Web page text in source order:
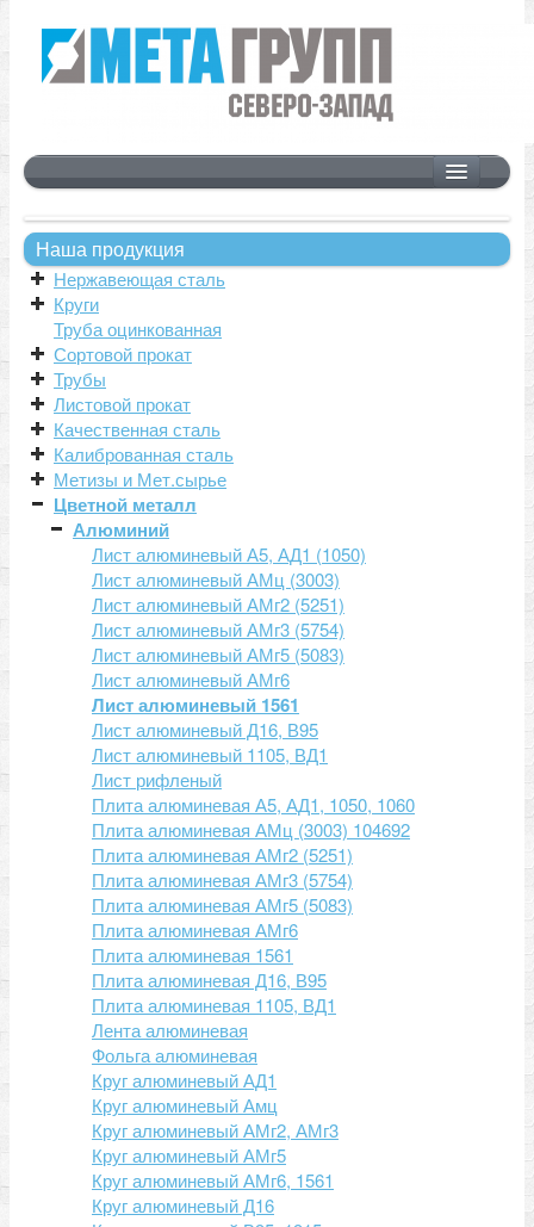
Главная
Продукция
Нержавеющая сталь
Круги
Труба оцинкованная
Сортовой прокат
Трубы
Листовой прокат
Качественная сталь
Калиброванная сталь
Метизы и Мет.сырье
Цветной металл
Прайсы
Контакты
Наша продукция
Нержавеющая сталь
Круги
Труба оцинкованная
Сортовой прокат
Трубы
Листовой прокат
Качественная сталь
Калиброванная сталь
Метизы и Мет.сырье
Цветной металл
Алюминий
Лист алюминевый А5, АД1 (1050)
Лист алюминевый АМц (3003)
Лист алюминевый АМг2 (5251)
Лист алюминевый АМг3 (5754)
Лист алюминевый АМг5 (5083)
Лист алюминевый АМг6
Лист алюминевый 1561
Лист алюминевый Д16, В95
Лист алюминевый 1105, ВД1
Лист рифленый
Плита алюминевая А5, АД1, 1050, 1060
Плита алюминевая АМц (3003) 104692
Плита алюминевая АМг2 (5251)
Плита алюминевая АМг3 (5754)
Плита алюминевая АМг5 (5083)
Плита алюминевая АМг6
Плита алюминевая 1561
Плита алюминевая Д16, В95
Плита алюминевая 1105, ВД1
Лента алюминевая
Фольга алюминевая
Круг алюминевый АД1
Круг алюминевый Амц
Круг алюминевый АМг2, АМг3
Круг алюминевый АМг5
Круг алюминевый АМг6, 1561
Круг алюминевый Д16